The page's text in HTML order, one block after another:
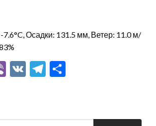
Осадки: 131.5 мм, Ветер: 11.0 м/
Viber
VK Telegram